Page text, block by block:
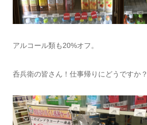
アルコール類も20%オフ。
呑兵衛の皆さん！仕事帰りにどうですか？